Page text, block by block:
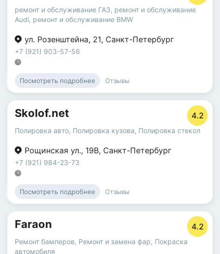
ремонт и обслуживание ГАЗ, ремонт и обслуживание
Audi, ремонт и обслуживание BMW
ул. Розенштейна, 21, Санкт-Петербург
+7 (921) 903-57-56
Посмотреть подробнее Отзывы
Skolof.net 4.2
Полировка авто, Полировка кузова, Полировка стекол
Рощинская ул., 19В, Санкт-Петербург
+7 (921) 984-23-73
Посмотреть подробнее Отзывы
Faraon 4.2
Ремонт бамперов, Ремонт и замена фар, Покраска
автомобиля